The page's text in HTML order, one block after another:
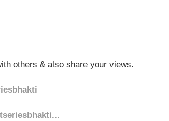
others & also share your views.